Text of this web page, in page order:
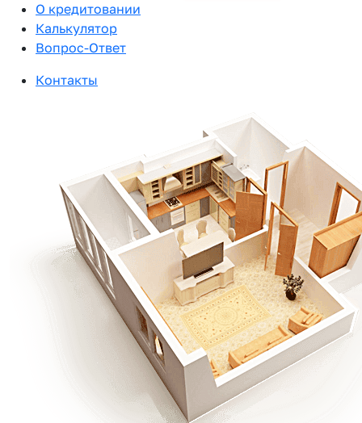
О кредитовании
Калькулятор
Вопрос-Ответ
Контакты